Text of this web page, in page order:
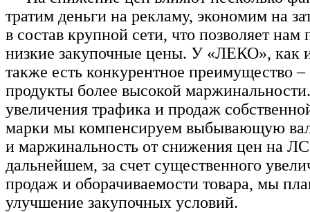
тратим деньги на рекламу, экономим на
в состав крупной сети, что позволяет нам
низкие закупочные цены. У «ЛЕКО», как
также есть конкурентное преимущество
продукты более высокой
увеличения трафика и продаж
марки мы компенсируем выбывающую
и маржинальность от снижения цен на
дальнейшем, за счет существенного
продаж и оборачиваемости товара, мы
улучшение закупочных условий.